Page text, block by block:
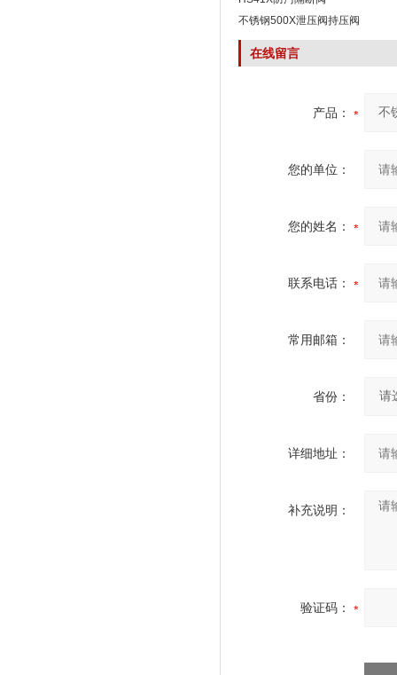
不锈钢500X泄压阀持压阀
在线留言
产品：
您的单位：
您的姓名：
联系电话：
常用邮箱：
省份：
详细地址：
补充说明：
验证码：